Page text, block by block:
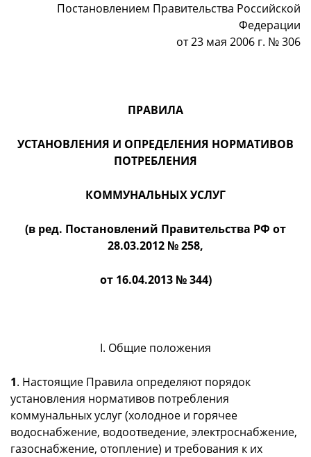
Постановлением Правительства Российской
Федерации
от 23 мая 2006 г. № 306
ПРАВИЛА
УСТАНОВЛЕНИЯ И ОПРЕДЕЛЕНИЯ НОРМАТИВОВ
ПОТРЕБЛЕНИЯ
КОММУНАЛЬНЫХ УСЛУГ
(в ред. Постановлений Правительства РФ от
28.03.2012 № 258,
от 16.04.2013 № 344)
I. Общие положения
1. Настоящие Правила определяют порядок
установления нормативов потребления
коммунальных услуг (холодное и горячее
водоснабжение, водоотведение, электроснабжение,
газоснабжение, отопление) и требования к их